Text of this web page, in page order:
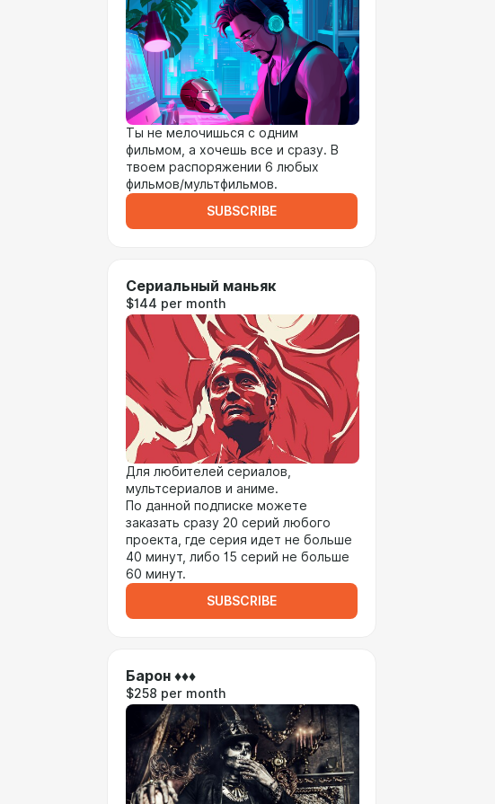
Ты не мелочишься с одним
фильмом, а хочешь все и сразу. В
твоем распоряжении 6 любых
фильмов/мультфильмов.
SUBSCRIBE
Сериальный маньяк
$144 per month
Для любителей сериалов,
мультсериалов и аниме.
По данной подписке можете
заказать сразу 20 серий любого
проекта, где серия идет не больше
40 минут, либо 15 серий не больше
60 минут.
SUBSCRIBE
Барон ♦♦♦
$258 per month